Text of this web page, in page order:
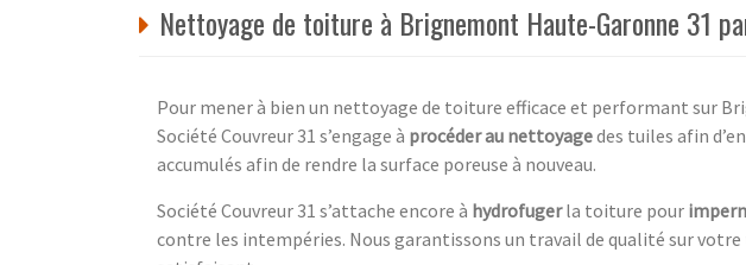
Nettoyage de toiture à Brignemont Haute-Garonne 31
Pour mener à bien un nettoyage de toiture efficace et performant sur
Société Couvreur 31 s’engage à procéder au nettoyagedes tuiles afin
accumulés afin de rendre la surface poreuse à nouveau.
Société Couvreur 31 s’attache encore à hydrofugerla toiture pour
contre les intempéries. Nous garantissons un travail de qualité sur